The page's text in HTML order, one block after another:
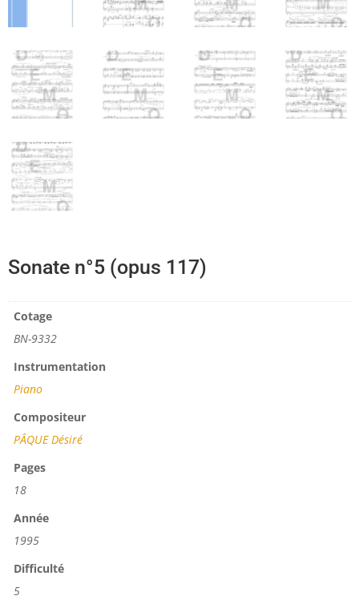
Sonate n°5 (opus 117)
Cotage
BN-9332
Instrumentation
Piano
Compositeur
PÂQUE Désiré
Pages
18
Année
1995
Difficulté
5